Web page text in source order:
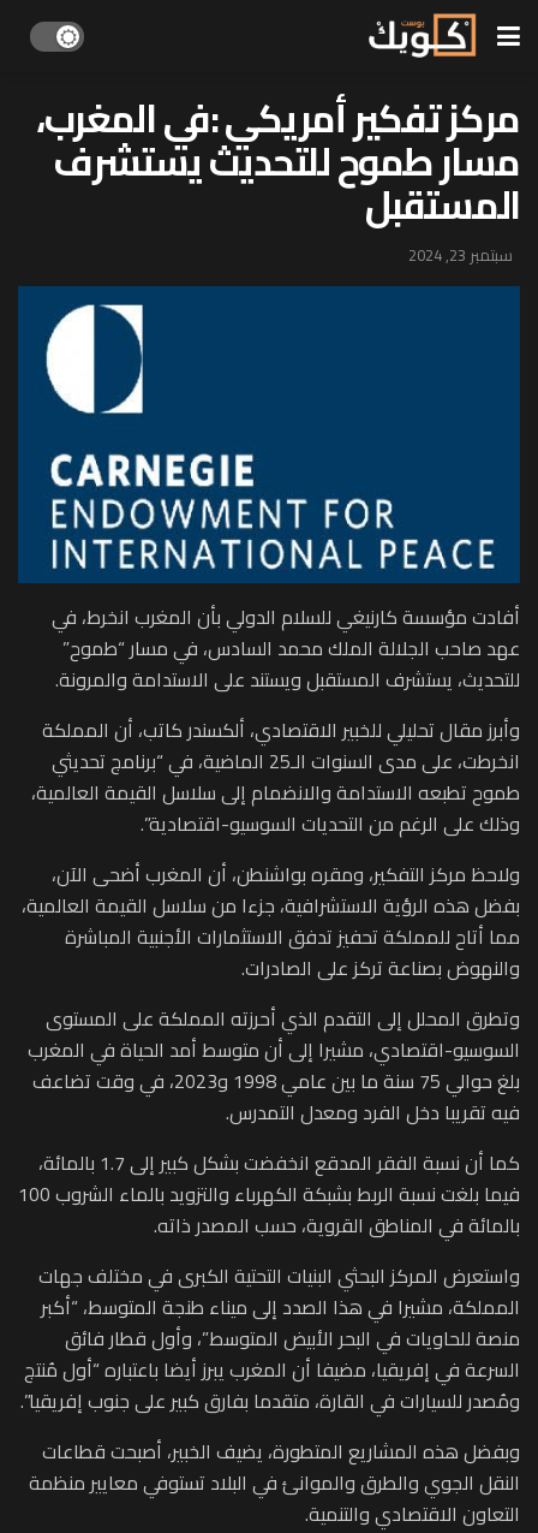
مركز تفكير أمريكي :في المغرب،
مسار طموح للتحديث يستشرف
المستقبل
سبتمبر 23, 2024
أفادت مؤسسة كارنيغي للسلام الدولي بأن المغرب انخرط، في
عهد صاحب الجلالة الملك محمد السادس، في مسار “طموح”
للتحديث، يستشرف المستقبل ويستند على الاستدامة والمرونة.
وأبرز مقال تحليلي للخبير الاقتصادي، ألكسندر كاتب، أن المملكة
انخرطت، على مدى السنوات الـ25 الماضية، في “برنامج تحديثي
طموح تطبعه الاستدامة والانضمام إلى سلاسل القيمة العالمية،
وذلك على الرغم من التحديات السوسيو-اقتصادية”.
ولاحظ مركز التفكير، ومقره بواشنطن، أن المغرب أضحى الآن،
بفضل هذه الرؤية الاستشرافية، جزءا من سلاسل القيمة العالمية،
مما أتاح للمملكة تحفيز تدفق الاستثمارات الأجنبية المباشرة
والنهوض بصناعة تركز على الصادرات.
وتطرق المحلل إلى التقدم الذي أحرزته المملكة على المستوى
السوسيو-اقتصادي، مشيرا إلى أن متوسط أمد الحياة في المغرب
بلغ حوالي 75 سنة ما بين عامي 1998 و2023، في وقت تضاعف
فيه تقريبا دخل الفرد ومعدل التمدرس.
كما أن نسبة الفقر المدقع انخفضت بشكل كبير إلى 1.7 بالمائة،
فيما بلغت نسبة الربط بشبكة الكهرباء والتزويد بالماء الشروب 100
بالمائة في المناطق القروية، حسب المصدر ذاته.
واستعرض المركز البحثي البنيات التحتية الكبرى في مختلف جهات
المملكة، مشيرا في هذا الصدد إلى ميناء طنجة المتوسط، “أكبر
منصة للحاويات في البحر الأبيض المتوسط”، وأول قطار فائق
السرعة في إفريقيا، مضيفا أن المغرب يبرز أيضا باعتباره “أول مُنتج
ومُصدر للسيارات في القارة، متقدما بفارق كبير على جنوب إفريقيا”.
وبفضل هذه المشاريع المتطورة، يضيف الخبير، أصبحت قطاعات
النقل الجوي والطرق والموانئ في البلاد تستوفي معايير منظمة
التعاون الاقتصادي والتنمية.